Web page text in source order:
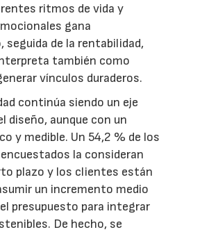
ritmos de vida y
gana
seguida de la rentabilidad,
también como
vínculos duraderos.
continúa siendo un eje
diseño, aunque con un
y medible. Un 54,2 % de los
la consideran
plazo y los clientes están
un incremento medio
presupuesto para integrar
De hecho, se